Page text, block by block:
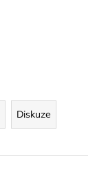
Diskuze